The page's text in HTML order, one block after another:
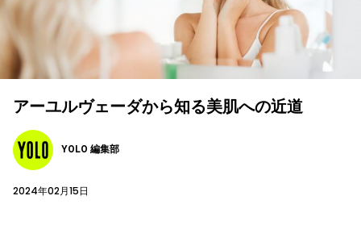
アーユルヴェーダから知る美肌への近道
YOLO 編集部
2024年02月15日